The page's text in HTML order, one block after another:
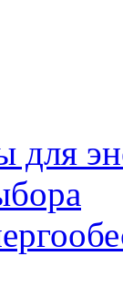
для